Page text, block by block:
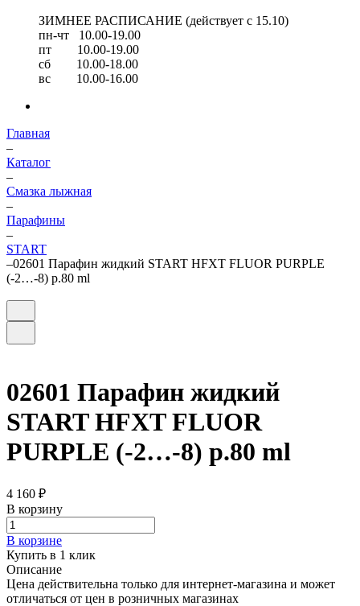
ЗИМНЕЕ РАСПИСАНИЕ (действует с 15.10)
пн-чт 10.00-19.00
пт 10.00-19.00
сб 10.00-18.00
вс 10.00-16.00
Главная
–
Каталог
–
Смазка лыжная
–
Парафины
–
START
–02601 Парафин жидкий START HFXT FLUOR PURPLE
(-2…-8) р.80 ml
02601 Парафин жидкий
START HFXT FLUOR
PURPLE (-2…-8) р.80 ml
4 160 ₽
В корзину
В корзине
Купить в 1 клик
Описание
Цена действительна только для интернет-магазина и может
отличаться от цен в розничных магазинах